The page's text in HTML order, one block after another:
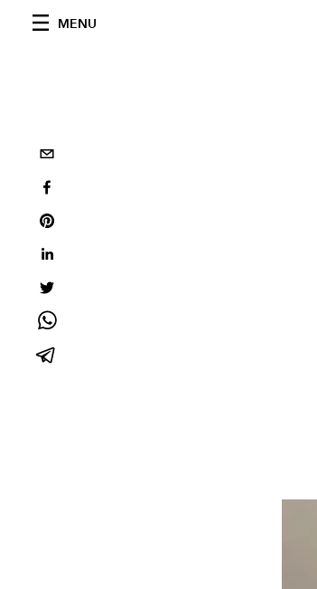
MENU